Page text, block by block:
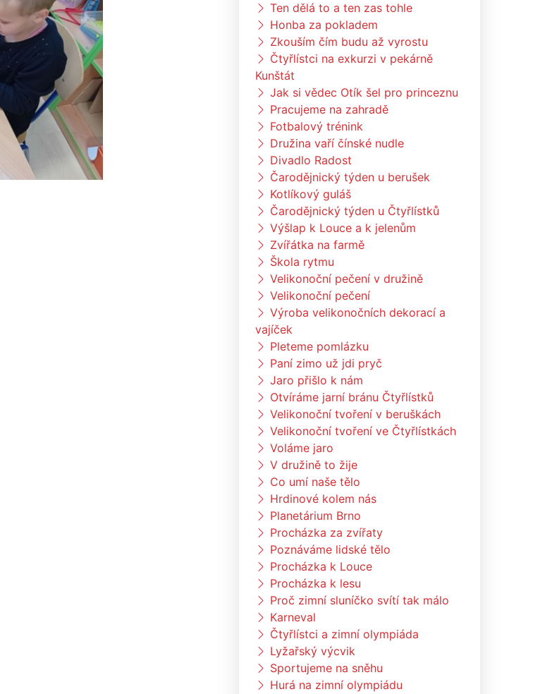
Ten dělá to a ten zas tohle
Honba za pokladem
Zkouším čím budu až vyrostu
Čtyřlístci na exkurzi v pekárně
Kunštát
Jak si vědec Otík šel pro princeznu
Pracujeme na zahradě
Fotbalový trénink
Družina vaří čínské nudle
Divadlo Radost
Čarodějnický týden u berušek
Kotlíkový guláš
Čarodějnický týden u Čtyřlístků
Výšlap k Louce a k jelenům
Zvířátka na farmě
Škola rytmu
Velikonoční pečení v družině
Velikonoční pečení
Výroba velikonočních dekorací a
vajíček
Pleteme pomlázku
Paní zimo už jdi pryč
Jaro přišlo k nám
Otvíráme jarní bránu Čtyřlístků
Velikonoční tvoření v beruškách
Velikonoční tvoření ve Čtyřlístkách
Voláme jaro
V družině to žije
Co umí naše tělo
Hrdinové kolem nás
Planetárium Brno
Procházka za zvířaty
Poznáváme lidské tělo
Procházka k Louce
Procházka k lesu
Proč zimní sluníčko svítí tak málo
Karneval
Čtyřlístci a zimní olympiáda
Lyžařský výcvik
Sportujeme na sněhu
Hurá na zimní olympiádu